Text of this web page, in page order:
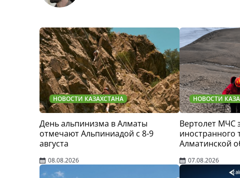
НОВОСТИ КАЗАХСТАНА
День альпинизма в Алматы
отмечают Альпиниадой с 8-9
августа
08.08.2026
НОВОСТИ
Вертолет МЧС
иностранного
Алматинской
07.08.2026